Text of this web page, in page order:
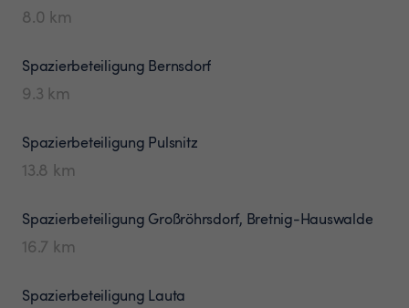
8.0 km
Spazierbeteiligung Bernsdorf
9.3 km
Spazierbeteiligung Pulsnitz
13.8 km
Spazierbeteiligung Großröhrsdorf, Bretnig-Hauswalde
16.7 km
Spazierbeteiligung Lauta